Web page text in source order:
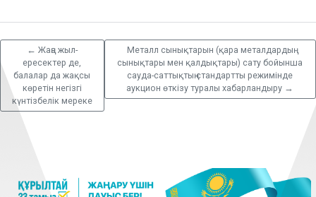
← Жаңа жыл-
ересектер де,
балалар да жақсы
көретін негізгі
күнтізбелік мереке
Металл сынықтарын (қара металдардың
сынықтары мен қалдықтары) сату бойынша
сауда-саттықтың стандартты режимінде
аукцион өткізу туралы хабарландыру →